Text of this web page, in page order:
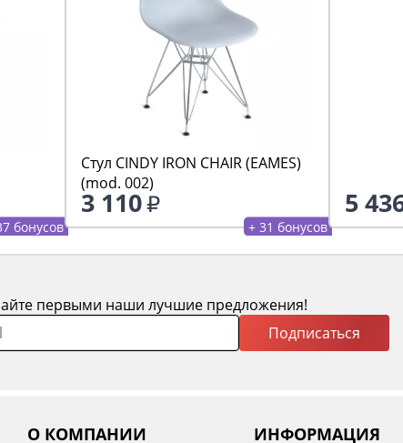
бонусов
Стул CINDY IRON CHAIR (EAMES)
(mod. 002)
3 110
+ 31 бонусов
5
первыми наши лучшие предложения!
Подписаться
О КОМПАНИИ ИНФОРМАЦИЯ